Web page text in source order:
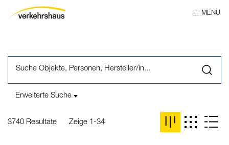
MENU
Erweiterte Suche
3740 Resultate Zeige 1-34